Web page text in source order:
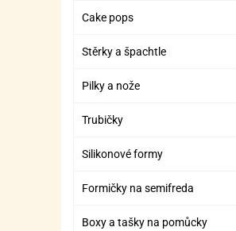
Cake pops
Stěrky a špachtle
Pilky a nože
Trubičky
Silikonové formy
Formičky na semifreda
Boxy a tašky na pomůcky